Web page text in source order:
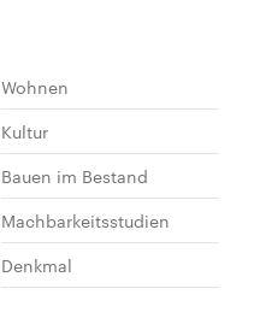
Wohnen
Kultur
Bauen im Bestand
Machbarkeitsstudien
Denkmal